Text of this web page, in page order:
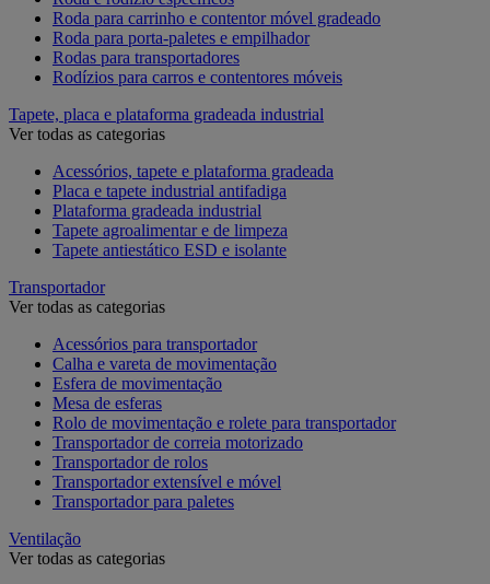
Roda para carrinho e contentor móvel gradeado
Roda para porta-paletes e empilhador
Rodas para transportadores
Rodízios para carros e contentores móveis
Tapete, placa e plataforma gradeada industrial
Ver todas as categorias
Acessórios, tapete e plataforma gradeada
Placa e tapete industrial antifadiga
Plataforma gradeada industrial
Tapete agroalimentar e de limpeza
Tapete antiestático ESD e isolante
Transportador
Ver todas as categorias
Acessórios para transportador
Calha e vareta de movimentação
Esfera de movimentação
Mesa de esferas
Rolo de movimentação e rolete para transportador
Transportador de correia motorizado
Transportador de rolos
Transportador extensível e móvel
Transportador para paletes
Ventilação
Ver todas as categorias